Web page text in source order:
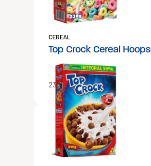
CEREAL
Top Crock Cereal Hoops
230g e 850g